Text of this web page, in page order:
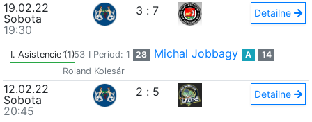
19.02.22
Sobota
19:30
3 : 7 Detailne
I. Asistencie (1)
11:53 I Period: 1 28 Michal Jobbagy A
14
Roland Kolesár
12.02.22
Sobota
20:45
2 : 5 Detailne